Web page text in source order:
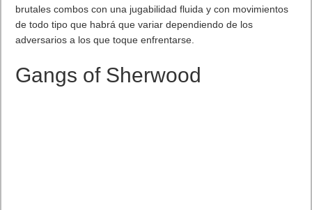
brutales combos con una jugabilidad fluida y con movimientos
de todo tipo que habrá que variar dependiendo de los
adversarios a los que toque enfrentarse.
Gangs of Sherwood